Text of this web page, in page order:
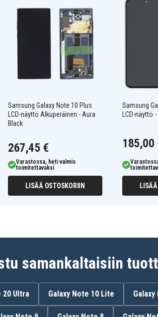
Samsung Galaxy Note 10 Plus
LCD-näyttö Alkuperäinen - Aura
Black
267,45 €
Varastossa, heti valmis
toimitettavaksi
LISÄÄ OSTOSKORIIN
Samsung
LCD-näyttö
185,00
samankaltaisiin
20 Ultra Galaxy Note 10 Lite